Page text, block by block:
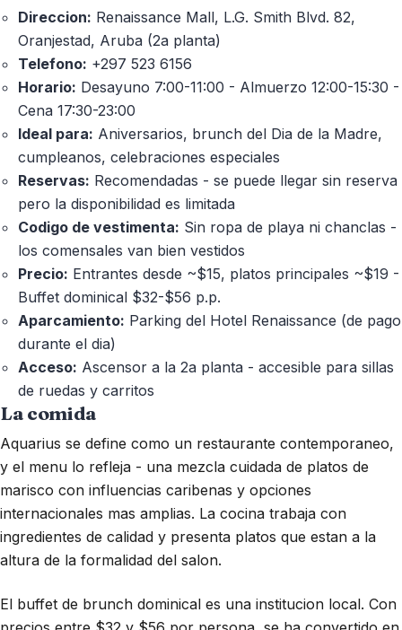
Direccion: Renaissance Mall, L.G. Smith Blvd. 82,
Oranjestad, Aruba (2a planta)
Telefono: +297 523 6156
Horario: Desayuno 7:00-11:00 - Almuerzo 12:00-15:30 -
Cena 17:30-23:00
Ideal para: Aniversarios, brunch del Dia de la Madre,
cumpleanos, celebraciones especiales
Reservas: Recomendadas - se puede llegar sin reserva
pero la disponibilidad es limitada
Codigo de vestimenta: Sin ropa de playa ni chanclas -
los comensales van bien vestidos
Precio: Entrantes desde ~$15, platos principales ~$19 -
Buffet dominical $32-$56 p.p.
Aparcamiento: Parking del Hotel Renaissance (de pago
durante el dia)
Acceso: Ascensor a la 2a planta - accesible para sillas
de ruedas y carritos
La comida
Aquarius se define como un restaurante contemporaneo,
y el menu lo refleja - una mezcla cuidada de platos de
marisco con influencias caribenas y opciones
internacionales mas amplias. La cocina trabaja con
ingredientes de calidad y presenta platos que estan a la
altura de la formalidad del salon.
El buffet de brunch dominical es una institucion local. Con